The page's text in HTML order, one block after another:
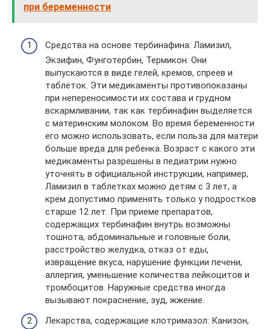
при беременности
Средства на основе тербинафина: Ламизил,
Экзифин, Фунготербин, Термикон. Они
выпускаются в виде гелей, кремов, спреев и
таблеток. Эти медикаменты противопоказаны
при непереносимости их состава и грудном
вскармливании, так как тербинафин выделяется
с материнским молоком. Во время беременности
его можно использовать, если польза для матери
больше вреда для ребенка. Возраст с какого эти
медикаменты разрешены в педиатрии нужно
уточнять в официальной инструкции, например,
Ламизил в таблетках можно детям с 3 лет, а
крем допустимо применять только у подростков
старше 12 лет. При приеме препаратов,
содержащих тербинафин внутрь возможны
тошнота, абдоминальные и головные боли,
расстройство желудка, отказ от еды,
извращение вкуса, нарушение функции печени,
аллергия, уменьшение количества лейкоцитов и
тромбоцитов. Наружные средства иногда
вызывают покраснение, зуд, жжение.
Лекарства, содержащие клотримазол: Канизон,